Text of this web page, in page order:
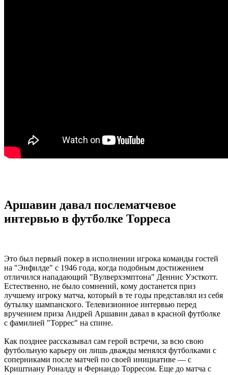
Аршавин давал послематчевое
интервью в футболке Торреса
Это был первый покер в исполнении игрока команды гостей
на "Энфилде" с 1946 года, когда подобным достижением
отличился нападающий "Вулверхэмптона" Деннис Уэсткотт.
Естественно, не было сомнений, кому достанется приз
лучшему игроку матча, который в те годы представлял из себя
бутылку шампанского. Телевизионное интервью перед
вручением приза Андрей Аршавин давал в красной футболке
с фамилией "Торрес" на спине.
Как позднее рассказывал сам герой встречи, за всю свою
футбольную карьеру он лишь дважды менялся футболками с
соперниками после матчей по своей инициативе — с
Криштиану Роналду и Фернандо Торресом. Еще до матча с